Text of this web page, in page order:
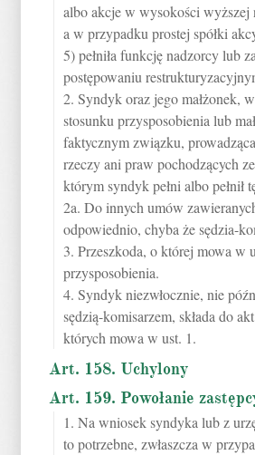
albo akcje w wysokości wyższej
a w przypadku prostej spółki
5) pełniła funkcję nadzorcy lub
postępowaniu
2. Syndyk oraz jego małżonek,
stosunku przysposobienia lub
faktycznym związku,
rzeczy ani praw pochodzących
którym syndyk pełni albo pełnił
2a. Do innych umów
odpowiednio, chyba że sędzia-
3. Przeszkoda, o której mowa w
przysposobienia.
4. Syndyk niezwłocznie, nie
sędzią-komisarzem, składa do
których mowa w ust. 1.
Art. 158. Uchylony
Art. 159. Powołanie
1. Na wniosek syndyka lub z
to potrzebne, zwłaszcza w